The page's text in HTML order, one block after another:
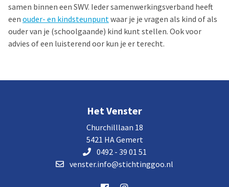
samen binnen een SWV. Ieder samenwerkingsverband heeft
een ouder- en kindsteunpuntwaar je je vragen als kind of als
ouder van je (schoolgaande) kind kunt stellen. Ook voor
advies of een luisterend oor kun je er terecht.
Het Venster
Churchilllaan 18
5421 HA Gemert
0492 - 39 01 51
venster.info@stichtinggoo.nl